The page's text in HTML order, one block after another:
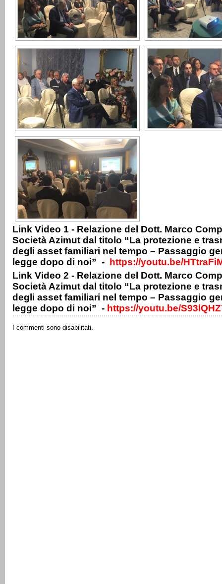
Link Video 1 - Relazione del Dott. Marco
Società Azimut dal titolo “La protezione e
degli asset familiari nel tempo – Passaggio
legge dopo di noi” -
https://youtu.be/
Link Video 2 - Relazione del Dott. Marco
Società Azimut dal titolo “La protezione e
degli asset familiari nel tempo – Passaggio
legge dopo di noi” - https://youtu.be/
I commenti sono disabilitati.